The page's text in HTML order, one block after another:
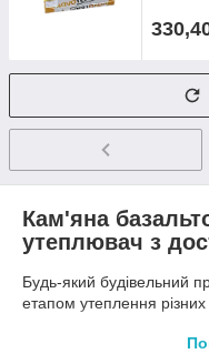
Кам'яна
утеплювач з
Будь-який будівельний
етапом утеплення різних
значно продовжити